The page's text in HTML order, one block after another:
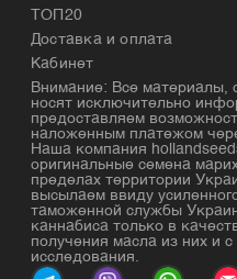
ТОП20
Доставка и оплата
Кабинет
Внимание: Все материалы,
носят исключительно
предоставляем
наложенным платежом
Наша компания
оригинальные семена
пределах территории
высылаем ввиду
таможенной службы
каннабиса только в
получения масла из них и
исследования.